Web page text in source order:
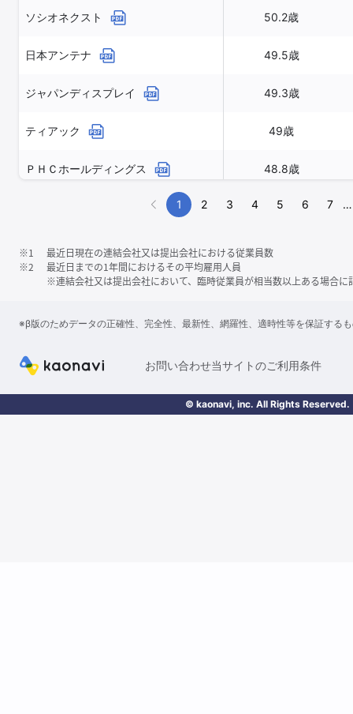
ソシオネクスト 50.2歳
日本アンテナ 49.5歳
ジャパンディスプレイ 49.3歳
ティアック 49歳
ＰＨＣホールディングス 48.8歳
1 2 3 4 5 6 7 …
※1
最近日現在の連結会社又は提出会社における従業員数
※2
最近日までの1年間におけるその平均雇用人員
※連結会社又は提出会社において、臨時従業員が相当数以上ある場合に
※β版のためデータの正確性、完全性、最新性、網羅性、適時性等を保証する
お問い合わせ当サイトのご利用条件
© kaonavi, inc. All Rights Reserved.